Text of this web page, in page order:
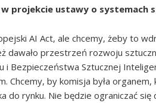
w projekcie ustawy o systemach
AI Act, ale chcemy, żeby to
dawało przestrzeń rozwoju
i Bezpieczeństwa Sztucznej
Chcemy, by komisja była
do rynku. Nie będzie ograniczać